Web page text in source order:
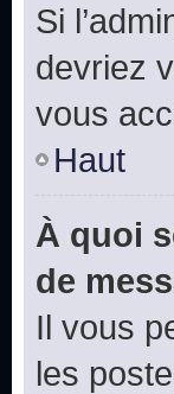
Si
devriez
vous
Haut
À quoi
de
Il vous
les